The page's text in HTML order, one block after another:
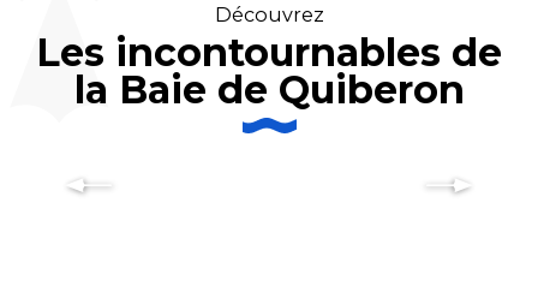
Découvrez
Les incontournables de
la Baie de Quiberon
Découvrir Quiberon, station
balnéaire du Morbihan